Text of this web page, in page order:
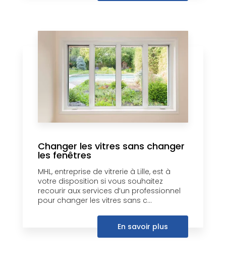
Changer les vitres sans changer
les fenêtres
MHL, entreprise de vitrerie à Lille, est à
votre disposition si vous souhaitez
recourir aux services d’un professionnel
pour changer les vitres sans c...
En savoir plus